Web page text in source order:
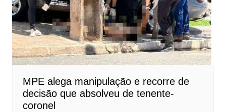
MPE alega manipulação e recorre de
decisão que absolveu de tenente-
coronel